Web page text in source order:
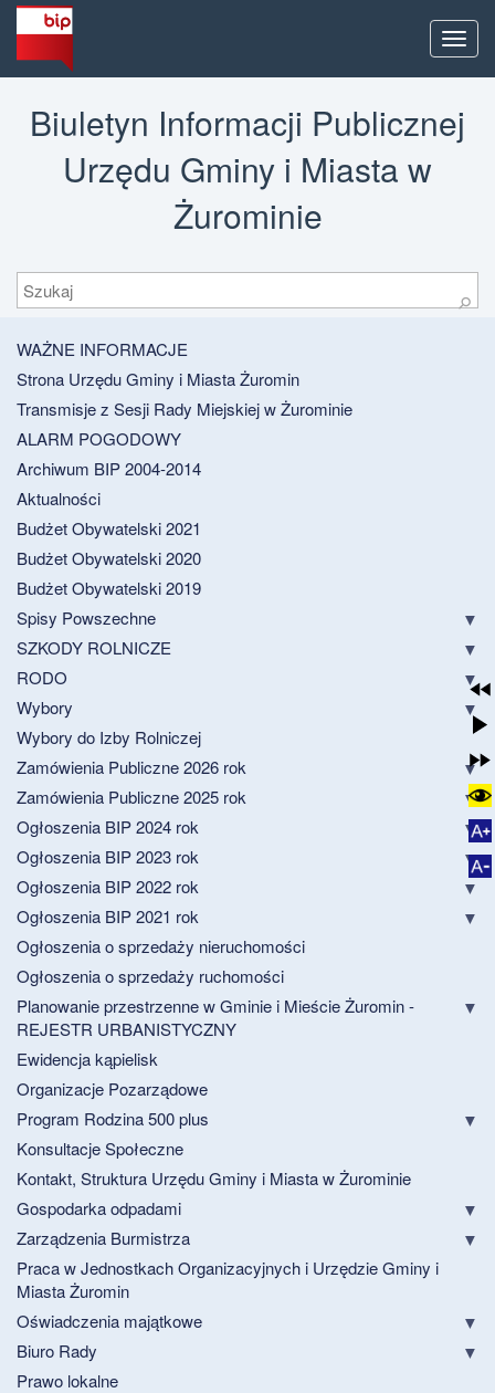
Menu
Biuletyn Informacji Publicznej
Urzędu Gminy i Miasta w
Żurominie
Szukaj
⚲
WAŻNE INFORMACJE
Strona Urzędu Gminy i Miasta Żuromin
Transmisje z Sesji Rady Miejskiej w Żurominie
ALARM POGODOWY
Archiwum BIP 2004-2014
Aktualności
Budżet Obywatelski 2021
Budżet Obywatelski 2020
Budżet Obywatelski 2019
Spisy Powszechne
SZKODY ROLNICZE
RODO
Wybory
Wybory do Izby Rolniczej
Zamówienia Publiczne 2026 rok
Zamówienia Publiczne 2025 rok
Ogłoszenia BIP 2024 rok
Ogłoszenia BIP 2023 rok
Ogłoszenia BIP 2022 rok
Ogłoszenia BIP 2021 rok
Ogłoszenia o sprzedaży nieruchomości
Ogłoszenia o sprzedaży ruchomości
Planowanie przestrzenne w Gminie i Mieście Żuromin -
REJESTR URBANISTYCZNY
Ewidencja kąpielisk
Organizacje Pozarządowe
Program Rodzina 500 plus
Konsultacje Społeczne
Kontakt, Struktura Urzędu Gminy i Miasta w Żurominie
Gospodarka odpadami
Zarządzenia Burmistrza
Praca w Jednostkach Organizacyjnych i Urzędzie Gminy i
Miasta Żuromin
Oświadczenia majątkowe
Biuro Rady
Prawo lokalne